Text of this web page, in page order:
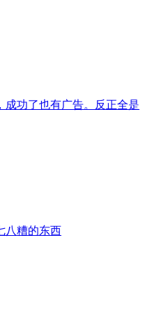
成功了也有广告。反正全是
八糟的东西